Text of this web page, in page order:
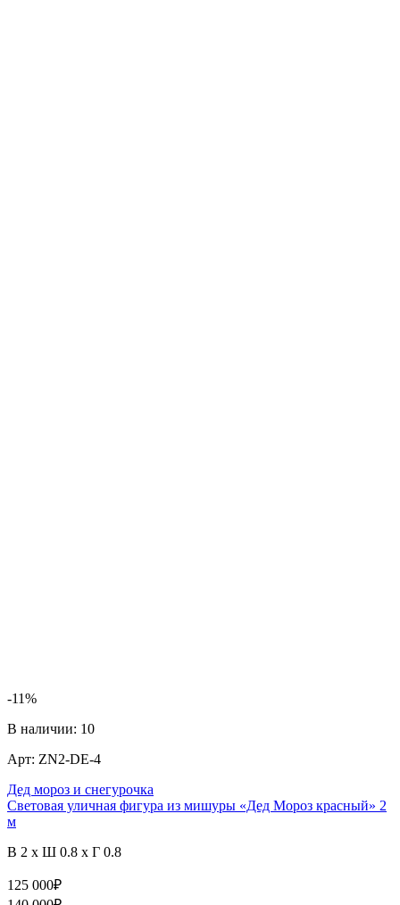
-11%
В наличии: 10
Арт: ZN2-DE-4
Дед мороз и снегурочка
Световая уличная фигура из мишуры «Дед Мороз красный» 2
м
В 2 x Ш 0.8 x Г 0.8
125 000₽